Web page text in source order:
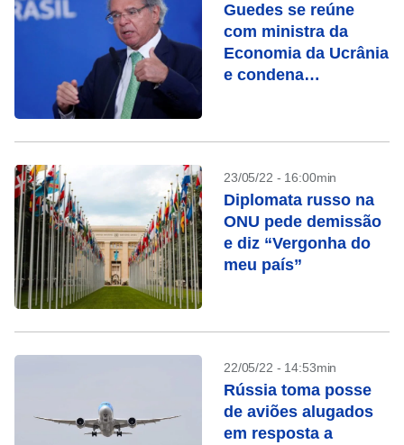
Guedes se reúne
com ministra da
Economia da Ucrânia
e condena
23/05/22 - 16:00min
Diplomata russo na
ONU pede demissão
e diz “Vergonha do
meu país”
22/05/22 - 14:53min
Rússia toma posse
de aviões alugados
em resposta a